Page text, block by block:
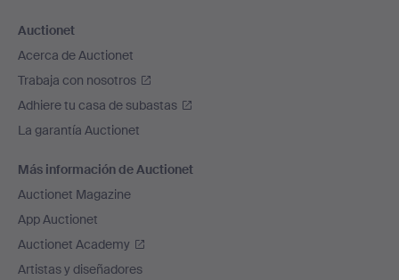
Auctionet
Acerca de Auctionet
Trabaja con nosotros
Adhiere tu casa de subastas
La garantía Auctionet
Más información de Auctionet
Auctionet Magazine
App Auctionet
Auctionet Academy
Artistas y diseñadores